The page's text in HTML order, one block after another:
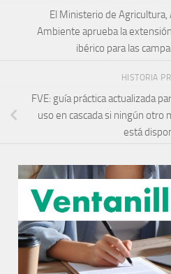
El Ministerio de
Ambiente aprueba la
ibérico para las
HISTORIA
FVE: guía práctica actualizada
uso en cascada si ningún otro
está